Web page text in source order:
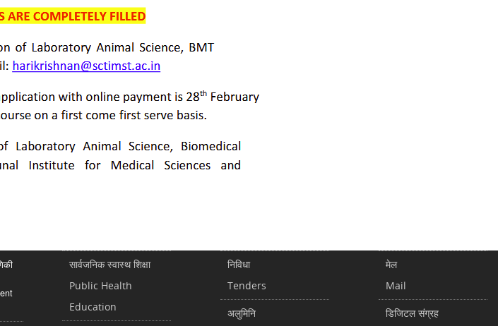
सार्वजनिक स्वास्थ शिक्षा
Public Health
Education
निविधा
Tenders
अलुमिनि
मेल
Mail
डिजिटल संग्रह